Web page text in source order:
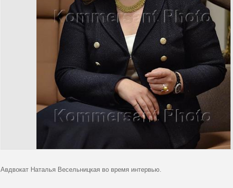
Авдвокат Наталья Весельницкая во время интервью.